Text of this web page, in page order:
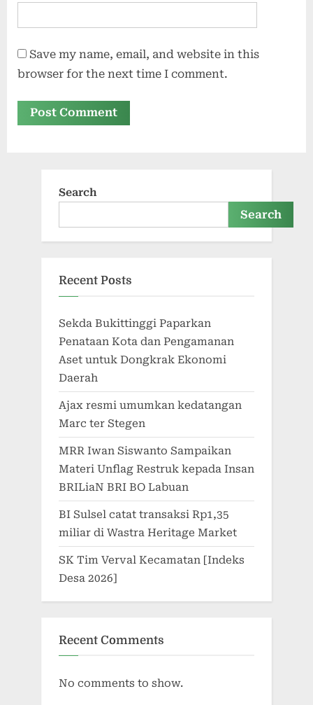
Save my name, email, and website in this
browser for the next time I comment.
Search
Search
Recent Posts
Sekda Bukittinggi Paparkan
Penataan Kota dan Pengamanan
Aset untuk Dongkrak Ekonomi
Daerah
Ajax resmi umumkan kedatangan
Marc ter Stegen
MRR Iwan Siswanto Sampaikan
Materi Unflag Restruk kepada Insan
BRILiaN BRI BO Labuan
BI Sulsel catat transaksi Rp1,35
miliar di Wastra Heritage Market
SK Tim Verval Kecamatan [Indeks
Desa 2026]
Recent Comments
No comments to show.